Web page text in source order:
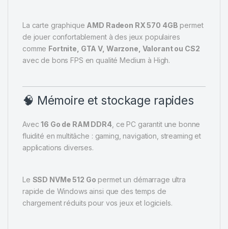
La carte graphique AMD Radeon RX 570 4GB permet
de jouer confortablement à des jeux populaires
comme Fortnite, GTA V, Warzone, Valorant ou CS2
avec de bons FPS en qualité Medium à High.
🧠 Mémoire et stockage rapides
Avec16 Go de RAM DDR4, ce PC garantit une bonne
fluidité en multitâche : gaming, navigation, streaming et
applications diverses.
Le SSD NVMe 512 Go permet un démarrage ultra
rapide de Windows ainsi que des temps de
chargement réduits pour vos jeux et logiciels.